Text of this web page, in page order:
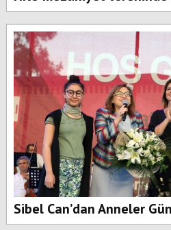
Sibel Can’dan Anneler